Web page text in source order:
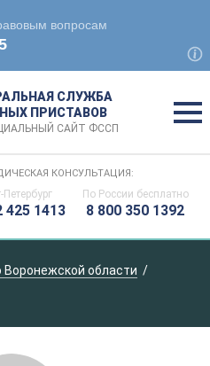
СЛУЖБА
ПРИСТАВОВ
САЙТ ФССП
КОНСУЛЬТАЦИЯ:
Петербург
425 1413
По России бесплатно
8 800 350 1392
области